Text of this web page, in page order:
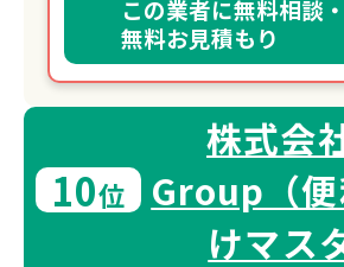
この業者に無料相談・
無料お見積もり
10位
株式会
Group（
けマス